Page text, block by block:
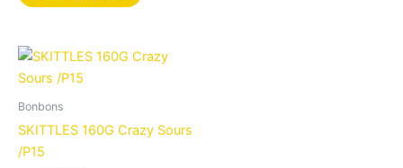
Bonbons
SKITTLES 160G Crazy Sours
/P15